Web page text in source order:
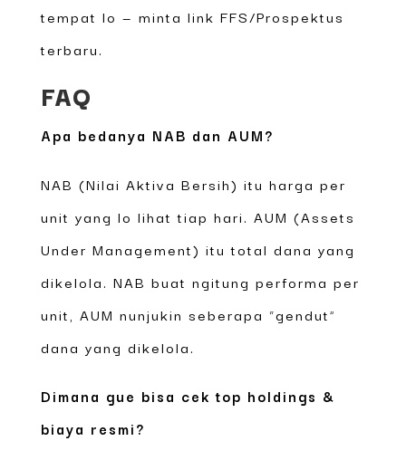
tempat lo — minta link FFS/Prospektus
terbaru.
FAQ
Apa bedanya NAB dan AUM?
NAB (Nilai Aktiva Bersih) itu harga per
unit yang lo lihat tiap hari. AUM (Assets
Under Management) itu total dana yang
dikelola. NAB buat ngitung performa per
unit, AUM nunjukin seberapa “gendut”
dana yang dikelola.
Dimana gue bisa cek top holdings &
biaya resmi?